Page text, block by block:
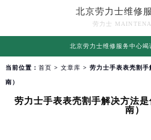
北京劳力士维修
劳力士
北京劳力士维修服务中心竭
当前位置： 首页 > 文章库 > 劳力士手表表壳割手
南）
劳力士手表表壳割手解决方法
南）